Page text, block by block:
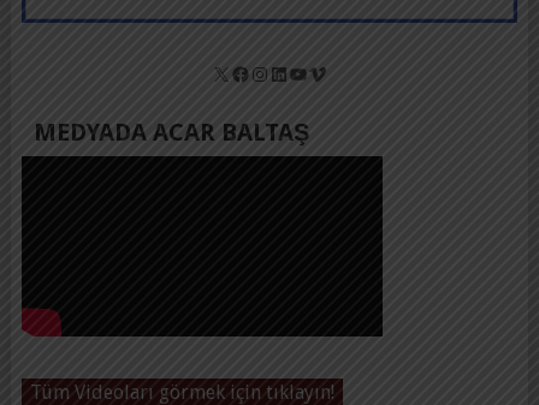
X Facebook
Instagram
LinkedIn
YouTube
Vimeo
MEDYADA ACAR BALTAŞ
Tüm Videoları görmek için tıklayın!